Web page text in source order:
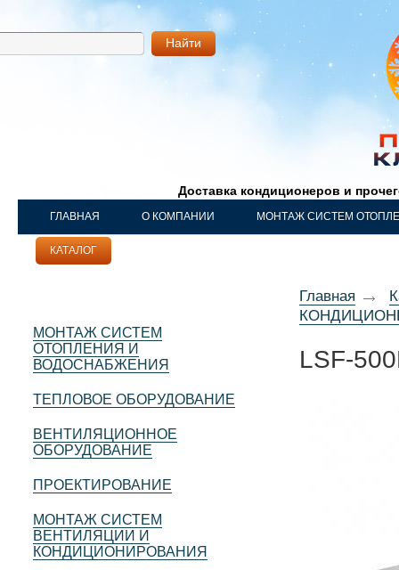
Найти
Доставка кондиционеров и
ГЛАВНАЯ О КОМПАНИИ МОНТАЖ СИСТЕМ
КАТАЛОГ
МОНТАЖ СИСТЕМ
ОТОПЛЕНИЯ И
ВОДОСНАБЖЕНИЯ
ТЕПЛОВОЕ ОБОРУДОВАНИЕ
ВЕНТИЛЯЦИОННОЕ
ОБОРУДОВАНИЕ
ПРОЕКТИРОВАНИЕ
МОНТАЖ СИСТЕМ
ВЕНТИЛЯЦИИ И
КОНДИЦИОНИРОВАНИЯ
Главная
LSF-